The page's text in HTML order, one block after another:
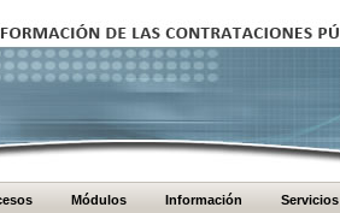
Módulos Información Servicios